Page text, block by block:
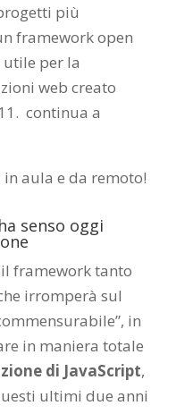
più
framework open
per la
web creato
continua a
in aula e da remoto!
senso oggi
framework tanto
irromperà sul
in
in maniera totale
di JavaScript,
ultimi due anni